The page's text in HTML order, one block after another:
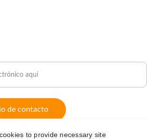
de contacto
to provide necessary site